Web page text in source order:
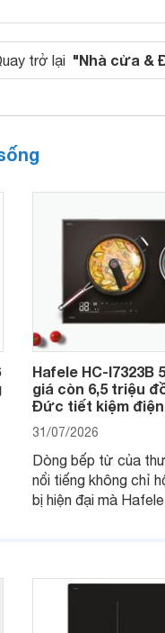
trở lại "Nhà cửa &
Hafele HC-I7323B
giá còn 6,5 triệu
Đức tiết kiệm
31/07/2026
Dòng bếp từ của
nổi tiếng không chỉ
bị hiện đại mà
gia đình.